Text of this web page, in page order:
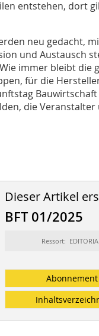
entstehen, dort
neu gedacht,
und Austausch
immer bleibt die
für die
die Veranstalter
Dieser Artikel
BFT 01/2025
Ressort: EDITORIAL
Abonnement